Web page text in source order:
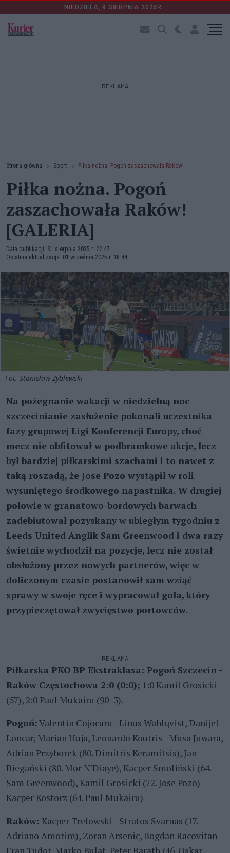
NIEDZIELA, 9 SIERPNIA 2026R.
REKLAMA
Strona główna Sport Piłka nożna. Pogoń zaszachowała Raków!
Piłka nożna. Pogoń
zaszachowała Raków!
[GALERIA]
Data publikacji: 31 sierpnia 2025 r. 22:47
Ostatnia aktualizacja: 01 września 2025 r. 18:44
Fot. Stanisław Zyblewski
Na pożegnanie wakacji w niedzielną noc
szczecinianie zasłużenie pokonali uczestnika
fazy grupowej Ligi Konferencji Europy, choć
mecz nie obfitował w podbramkowe akcje, lecz
był bardziej piłkarskimi szachami i to nawet z
taką roszadą, że Jose Pozo wystąpił w roli
wysuniętego środkowego napastnika. W drugiej
połowie w granatowo-bordowych barwach
zadebiutował pozyskany w ubiegłym tygodniu z
Leeds United Anglik Sam Greenwood i dwa razy
świetnie wychodził na pozycje, lecz nie został
obsłużony przez nowych partnerów, więc w
doliczonym czasie postanowił sam wziąć
sprawy w swoje ręce i wypracował gola, który
przypieczętował zwycięstwo portowców.
REKLAMA
Piłkarska PKO BP Ekstraklasa: Pogoń Szczecin -
Raków Częstochowa 2:0 (0:0); 1:0 Kamil Grosicki
(57), 2:0 Paul Mukairu (90+3).
Pogoń:Valentin Cojocaru - Linus Wahlqvist, Danijel
Loncar, Marian Huja, Leonardo Koutris - Musa Juwara,
Adrian Przyborek (80. Dimítris Keramítsis), Jan
Biegański (80. Mor N'Diaye), Kacper Smoliński (64.
Sam Greenwood), Kamil Grosicki (72. Jose Pozo) -
Kacper Kostorz (64. Paul Mukairu)
Raków: Kacper Trelowski - Stratos Svarnas (17.
Adriano Amorim), Zoran Arsenic, Bogdan Racovitan -
Fran Tudor, Marko Bulat, Peter Barath (46. Oskar